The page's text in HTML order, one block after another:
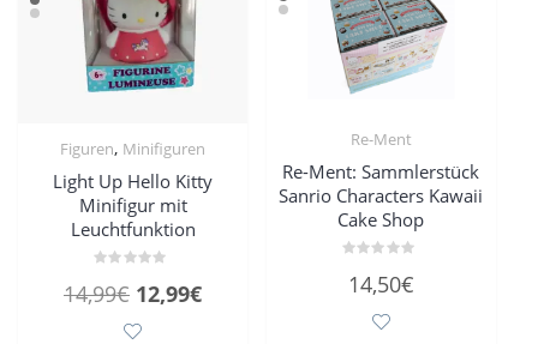
Figuren, Minifiguren
Light Up Hello Kitty
Minifigur mit
Leuchtfunktion
mit
14,99€ Ursprünglicher
Preis
12,99€Aktueller
Re-Ment
Re-Ment: Sammlerstück
Sanrio Characters Kawaii
Cake Shop
mit
14,50€